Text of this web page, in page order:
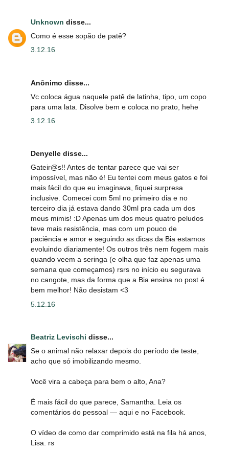
Unknown disse...
Como é esse sopão de patê?
3.12.16
Anônimo disse...
Vc coloca água naquele patê de latinha, tipo, um copo
para uma lata. Disolve bem e coloca no prato, hehe
3.12.16
Denyelle disse...
Gateir@s!! Antes de tentar parece que vai ser
impossível, mas não é! Eu tentei com meus gatos e foi
mais fácil do que eu imaginava, fiquei surpresa
inclusive. Comecei com 5ml no primeiro dia e no
terceiro dia já estava dando 30ml pra cada um dos
meus mimis! :D Apenas um dos meus quatro peludos
teve mais resistência, mas com um pouco de
paciência e amor e seguindo as dicas da Bia estamos
evoluindo diariamente! Os outros três nem fogem mais
quando veem a seringa (e olha que faz apenas uma
semana que começamos) rsrs no início eu segurava
no cangote, mas da forma que a Bia ensina no post é
bem melhor! Não desistam <3
5.12.16
Beatriz Levischi disse...
Se o animal não relaxar depois do período de teste,
acho que só imobilizando mesmo.
Você vira a cabeça para bem o alto, Ana?
É mais fácil do que parece, Samantha. Leia os
comentários do pessoal ― aqui e no Facebook.
O vídeo de como dar comprimido está na fila há anos,
Lisa. rs